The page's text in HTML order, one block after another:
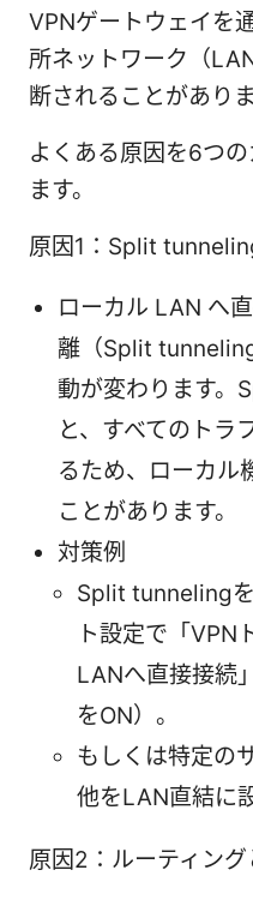
VPNゲートウェイを
所ネットワーク（
断されることがありま
よくある原因を6つ
ます。
原因1：Split
ローカル LAN へ
離（Split
動が変わります。
と、すべてのトラ
るため、ローカル
ことがあります。
対策例
Split tunneling
ト設定で「VPN
LANへ直接接続
をON）。
もしくは特定の
他をLAN直結に
原因2：ルーティン